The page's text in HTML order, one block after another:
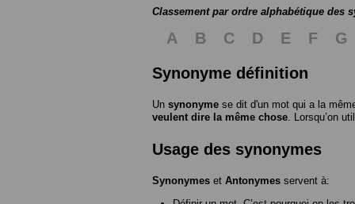
Classement par ordre alphabétique des
A B C D E F G
Synonyme définition
Un synonyme se dit d'un mot qui a la
veulent dire la même chose. Lorsqu’on
Usage des synonymes
Synonymes et Antonymes servent à: